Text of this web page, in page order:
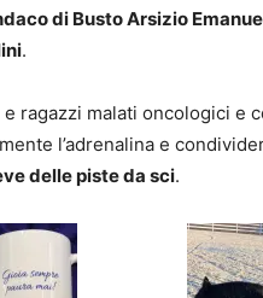
di Busto Arsizio
.
ragazzi malati oncologici e
l’adrenalina e
delle piste da sci.